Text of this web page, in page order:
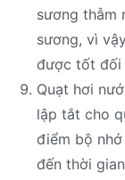
sương thẫm
sương, vì
được tốt đối
Quạt hơi
lập tắt cho
điểm bộ
đến thời